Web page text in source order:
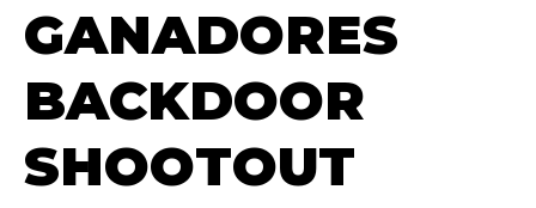
GANADORES
BACKDOOR
SHOOTOUT